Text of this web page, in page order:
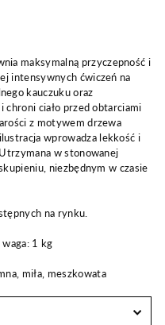
maksymalną przyczepność i
intensywnych ćwiczeń na
kauczuku oraz
ciało przed obtarciami
z motywem drzewa
wprowadza lekkość i
w stonowanej
niezbędnym w czasie
na rynku.
1 kg
miła, meszkowata